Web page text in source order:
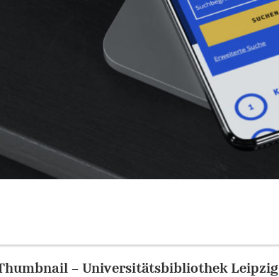
– Universitätsbibliothek Leipzig